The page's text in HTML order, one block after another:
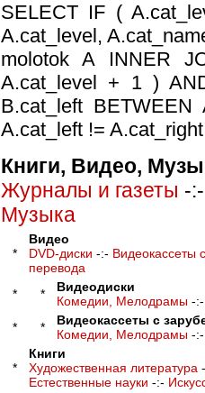
SELECT IF (
A.cat_level,
molotok A INNER
A.cat_level + 1 )
B.cat_left
A.cat_left !=
Книги, Видео,
Журналы и газеты -
Музыка
*
Видео
DVD-диски -:- Видеокассеты
перевода
*
*
Видеодиски
Комедии, Мелодрамы -
*
*
Видеокассеты с
Комедии, Мелодрамы -
*
Книги
Художественная литература
Естественные науки -:-